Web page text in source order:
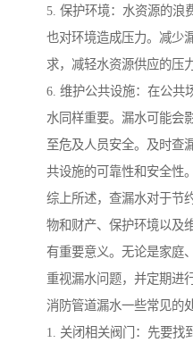
5. 保护环境：水资源的浪
也对环境造成压力。减少
求，减轻水资源供应的压
6. 维护公共设施：在公共
水同样重要。漏水可能会
至危及人员安全。及时查
共设施的可靠性和安全性。
综上所述，查漏水对于节
物和财产、保护环境以及
有重要意义。无论是家庭
重视漏水问题，并定期进
消防管道漏水一些常见的
1. 关闭相关阀门：先要找